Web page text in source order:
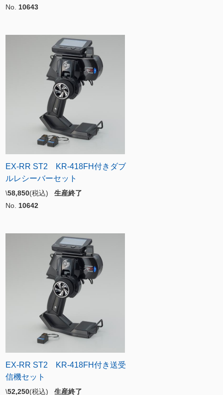
No. 10643
EX-RR ST2 KR-418FH付きダブ
ルレシーバーセット
\58,850(税込) 生産終了
No. 10642
EX-RR ST2 KR-418FH付き送受
信機セット
\52,250(税込) 生産終了